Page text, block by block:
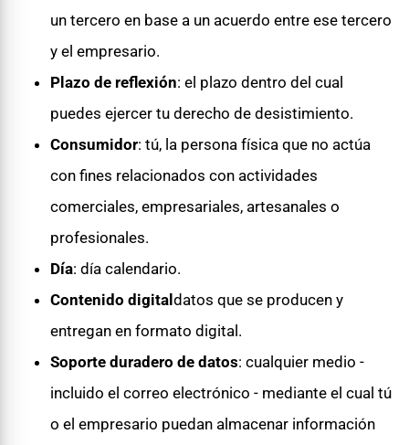
un tercero en base a un acuerdo entre ese tercero
y el empresario.
Plazo de reflexión: el plazo dentro del cual
puedes ejercer tu derecho de desistimiento.
Consumidor: tú, la persona física que no actúa
con fines relacionados con actividades
comerciales, empresariales, artesanales o
profesionales.
Día: día calendario.
Contenido digital datos que se producen y
entregan en formato digital.
Soporte duradero de datos: cualquier medio -
incluido el correo electrónico - mediante el cual tú
o el empresario puedan almacenar información